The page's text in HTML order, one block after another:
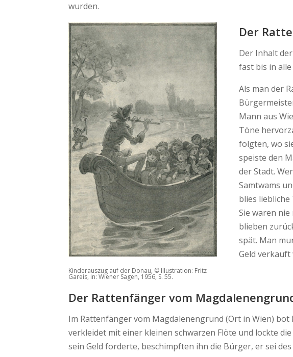
wurden.
Kinderauszug auf der Donau, © Illustration: Fritz
Gareis, in: Wiener Sagen, 1956, S. 55.
Der
Der Inhalt
fast bis in
Als man der
Mann aus
Töne
folgten, wo
speiste den
der Stadt.
Samtwams
blies liebliche
Sie waren
blieben
spät. Man
Geld verkauft
Der Rattenfänger vom
Im Rattenfänger vom Magdalenengrund (Ort in Wien) bot
verkleidet mit einer kleinen schwarzen Flöte und lockte
sein Geld forderte, beschimpften ihn die Bürger, er sei